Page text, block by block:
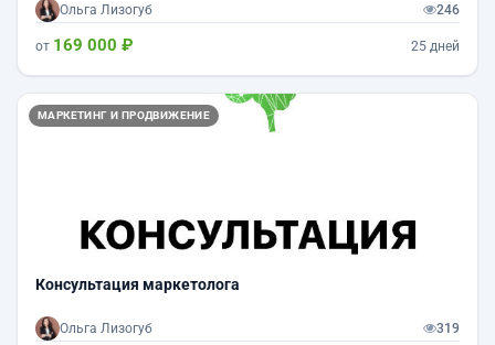
Ольга Лизогуб 246
от 169 000 ₽ 25 дней
МАРКЕТИНГ И ПРОДВИЖЕНИЕ
Консультация маркетолога
Ольга Лизогуб 319